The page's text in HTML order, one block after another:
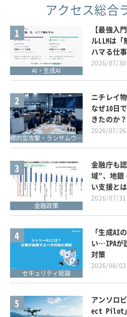
アクセス総合
1
AI・生成AI
【最強入
ルLLMは「
ハマる仕
2026/07/30
2
標的型攻撃・ランサムウェア対策
ニチレイ
なぜ10日
きたのか？
2026/07/26
3
金融政策
金融庁も
域”、地銀
い支援と
2026/07/31
4
セキュリティ総論
「生成AI
い…IPAが
対策
2026/08/03
5
アンソロ
ect Pilot